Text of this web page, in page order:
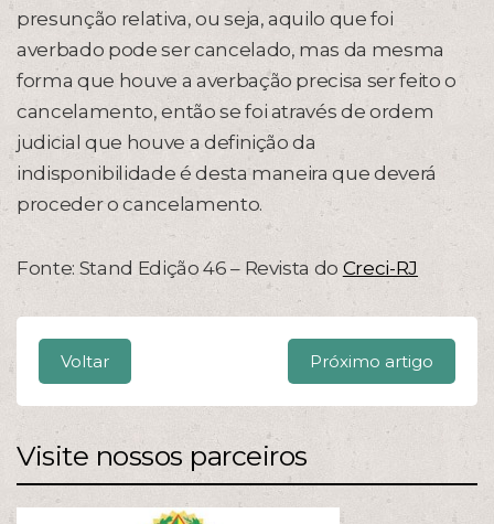
presunção relativa, ou seja, aquilo que foi
averbado pode ser cancelado, mas da mesma
forma que houve a averbação precisa ser feito o
cancelamento, então se foi através de ordem
judicial que houve a definição da
indisponibilidade é desta maneira que deverá
proceder o cancelamento.
Fonte: Stand Edição 46 – Revista do Creci-RJ
Voltar Próximo artigo
Visite nossos parceiros